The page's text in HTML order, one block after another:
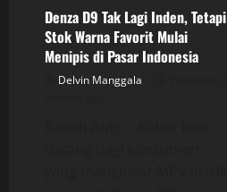
Denza D9 Tak Lagi Inden, Tetapi
Stok Warna Favorit Mulai
Menipis di Pasar Indonesia
Delvin Manggala